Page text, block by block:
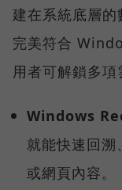
建在系統底層
完美符合
用者可解鎖多項
Windows
就能快速回溯
或網頁內容。